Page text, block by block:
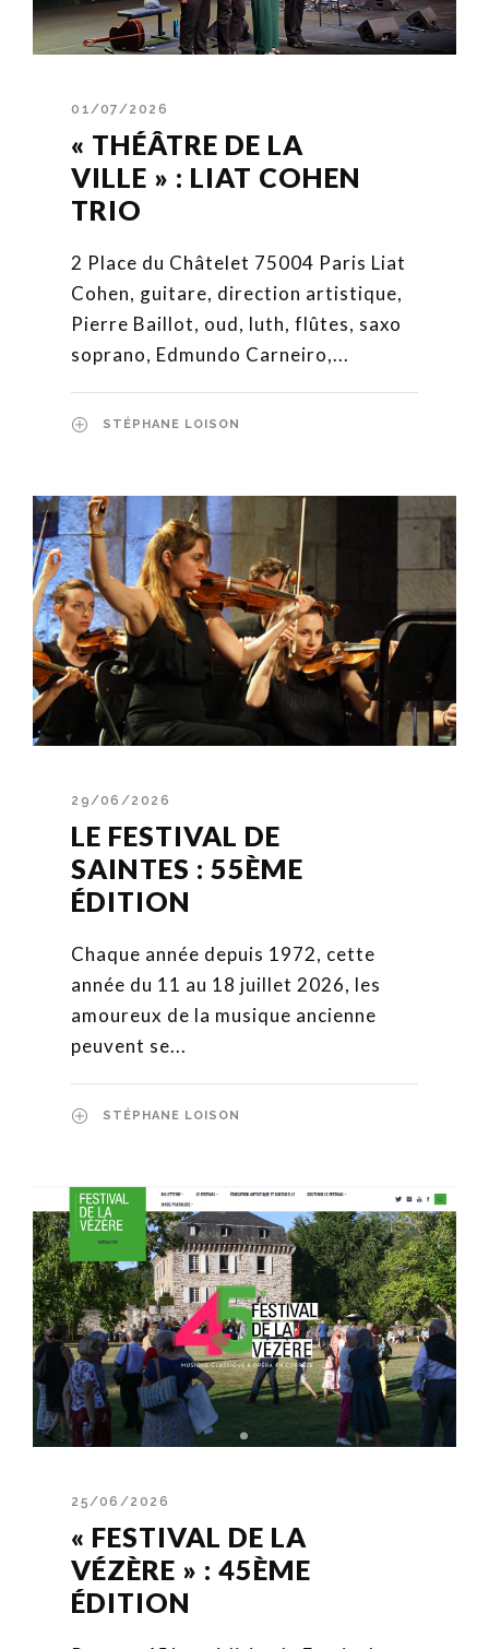
01/07/2026
« THÉÂTRE DE LA
VILLE » : LIAT COHEN
TRIO
2 Place du Châtelet 75004 Paris Liat
Cohen, guitare, direction artistique,
Pierre Baillot, oud, luth, flûtes, saxo
soprano, Edmundo Carneiro,...
STÉPHANE LOISON
29/06/2026
LE FESTIVAL DE
SAINTES : 55ÈME
ÉDITION
Chaque année depuis 1972, cette
année du 11 au 18 juillet 2026, les
amoureux de la musique ancienne
peuvent se...
STÉPHANE LOISON
25/06/2026
« FESTIVAL DE LA
VÉZÈRE » : 45ÈME
ÉDITION